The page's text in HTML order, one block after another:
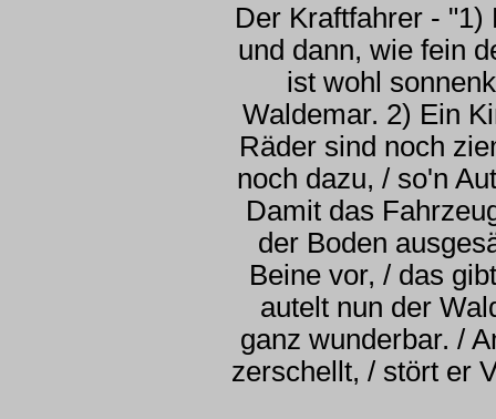
Der Kraftfahrer - "1)
und dann, wie fein
ist wohl
Waldemar. 2) Ein
Räder sind noch
noch dazu, / so'n
Damit das
der Boden
Beine vor, / das
autelt nun der
ganz wunderbar. /
zerschellt, / stört er